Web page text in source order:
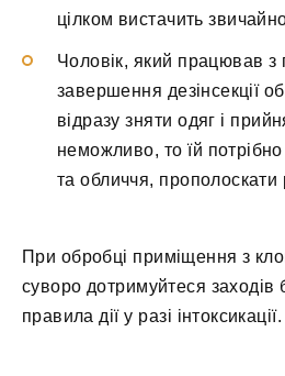
цілком вистачить
Чоловік, який працював з
завершення дезінсекції
відразу зняти одяг і
неможливо, то їй
та обличчя, прополоскати
При обробці приміщення з
суворо дотримуйтеся заходів
правила дії у разі